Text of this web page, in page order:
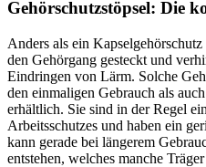
Gehörschutzstöpsel: Die
Anders als ein
den Gehörgang gesteckt und
Eindringen von Lärm. Solche
den einmaligen Gebrauch als
erhältlich. Sie sind in der Regel
Arbeitsschutzes und haben ein
kann gerade bei längerem
entstehen, welches manche